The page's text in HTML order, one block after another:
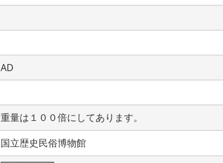
AD
重量は１００倍にしてあります。
国立歴史民俗博物館